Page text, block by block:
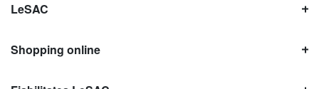
LeSAC
Shopping online